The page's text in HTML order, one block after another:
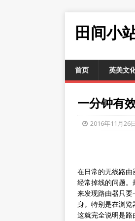
田间小
首页 英美文
一分钟有
2016年11月26
在日常的无线路
经常掉线的问题
来发现路由器只
身。特别是在浏览
这就完全说明是路